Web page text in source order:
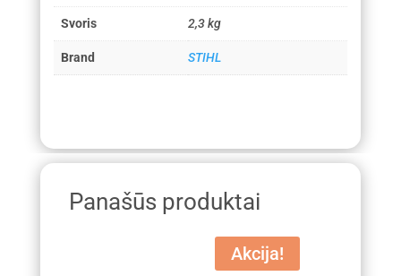
Svoris 2,3 kg
Brand STIHL
Panašūs produktai
Akcija!